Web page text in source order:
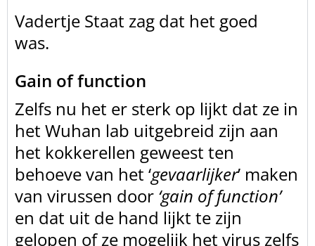
Vadertje Staat zag dat het goed
was.
Gain of function
Zelfs nu het er sterk op lijkt dat ze in
het Wuhan lab uitgebreid zijn aan
het kokkerellen geweest ten
behoeve van het ‘gevaarlijker’ maken
van virussen door ‘gain of function’
en dat uit de hand lijkt te zijn
gelopen of ze mogelijk het virus zelfs